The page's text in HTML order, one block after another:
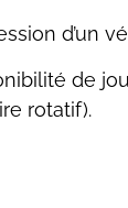
d’un
de
rotatif).